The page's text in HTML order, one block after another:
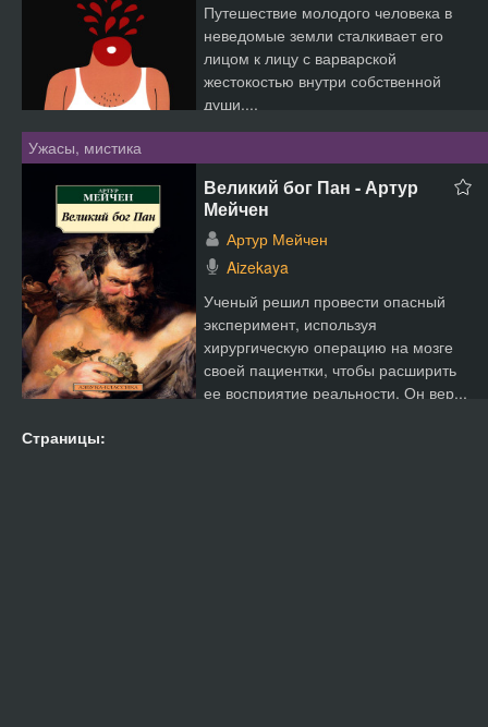
Путешествие молодого человека в
неведомые земли сталкивает его
лицом к лицу с варварской
жестокостью внутри собственной
души....
Ужасы, мистика
Великий бог Пан - Артур
Мейчен
Артур Мейчен
Aizekaya
Ученый решил провести опасный
эксперимент, используя
хирургическую операцию на мозге
своей пациентки, чтобы расширить
ее восприятие реальности. Он вер...
Страницы: